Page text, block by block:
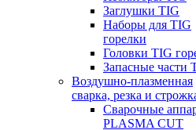
Заглушки TIG
Наборы для TIG
горелки
Головки TIG
Запасные части
Воздушно-плазменная
сварка, резка и
Сварочные
PLASMA CUT